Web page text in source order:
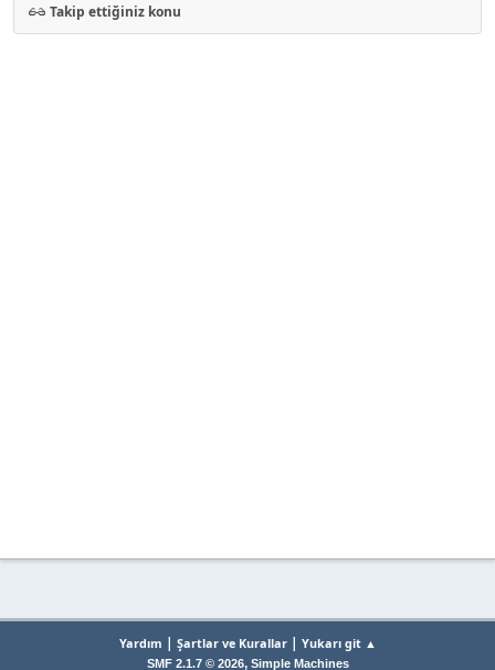
Takip ettiğiniz konu
Yardım | Şartlar ve Kurallar| Yukarı git ▲
SMF 2.1.7 © 2026, Simple Machines